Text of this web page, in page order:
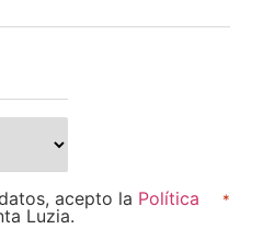
acepto la Política
Luzia.
*